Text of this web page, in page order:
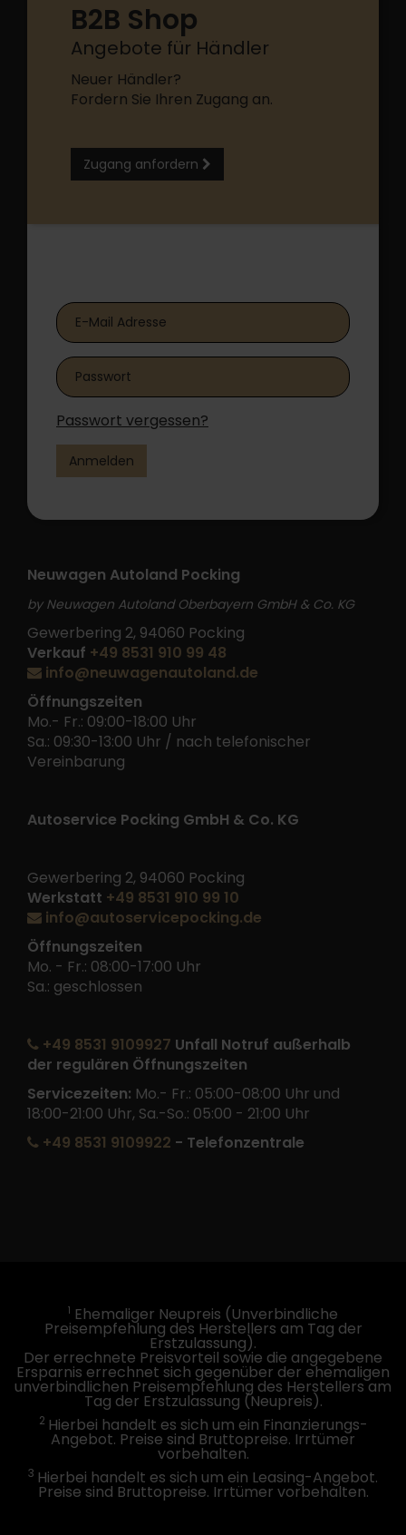
B2B Shop
Angebote für Händler
Neuer Händler?
Fordern Sie Ihren Zugang an.
Zugang anfordern
Passwort vergessen?
Anmelden
Neuwagen Autoland Pocking
by Neuwagen Autoland Oberbayern GmbH & Co. KG
Gewerbering 2, 94060 Pocking
Verkauf +49 8531 910 99 48
info@neuwagenautoland.de
Öffnungszeiten
Mo.- Fr.: 09:00-18:00 Uhr
Sa.: 09:30-13:00 Uhr / nach telefonischer
Vereinbarung
Autoservice Pocking GmbH & Co. KG
Gewerbering 2, 94060 Pocking
Werkstatt +49 8531 910 99 10
info@autoservicepocking.de
Öffnungszeiten
Mo. - Fr.: 08:00-17:00 Uhr
Sa.: geschlossen
+49 8531 9109927 Unfall Notruf außerhalb
der regulären Öffnungszeiten
Servicezeiten: Mo.- Fr.: 05:00-08:00 Uhr und
18:00-21:00 Uhr, Sa.-So.: 05:00 - 21:00 Uhr
+49 8531 9109922 - Telefonzentrale
1 Ehemaliger Neupreis (Unverbindliche
Preisempfehlung des Herstellers am Tag der
Erstzulassung).
Der errechnete Preisvorteil sowie die angegebene
Ersparnis errechnet sich gegenüber der ehemaligen
unverbindlichen Preisempfehlung des Herstellers am
Tag der Erstzulassung (Neupreis).
2 Hierbei handelt es sich um ein Finanzierungs-
Angebot. Preise sind Bruttopreise. Irrtümer
vorbehalten.
3 Hierbei handelt es sich um ein Leasing-Angebot.
Preise sind Bruttopreise. Irrtümer vorbehalten.